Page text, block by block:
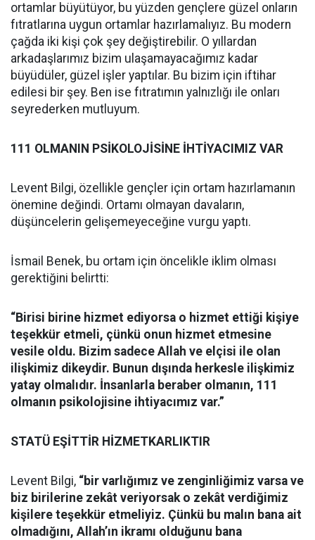
ortamlar büyütüyor, bu yüzden gençlere güzel onların
fıtratlarına uygun ortamlar hazırlamalıyız. Bu modern
çağda iki kişi çok şey değiştirebilir. O yıllardan
arkadaşlarımız bizim ulaşamayacağımız kadar
büyüdüler, güzel işler yaptılar. Bu bizim için iftihar
edilesi bir şey. Ben ise fıtratımın yalnızlığı ile onları
seyrederken mutluyum.
111 OLMANIN PSİKOLOJİSİNE İHTİYACIMIZ VAR
Levent Bilgi, özellikle gençler için ortam hazırlamanın
önemine değindi. Ortamı olmayan davaların,
düşüncelerin gelişemeyeceğine vurgu yaptı.
İsmail Benek, bu ortam için öncelikle iklim olması
gerektiğini belirtti:
“Birisi birine hizmet ediyorsa o hizmet ettiği kişiye
teşekkür etmeli, çünkü onun hizmet etmesine
vesile oldu. Bizim sadece Allah ve elçisi ile olan
ilişkimiz dikeydir. Bunun dışında herkesle ilişkimiz
yatay olmalıdır. İnsanlarla beraber olmanın, 111
olmanın psikolojisine ihtiyacımız var.”
STATÜ EŞİTTİR HİZMETKARLIKTIR
Levent Bilgi, “bir varlığımız ve zenginliğimiz varsa ve
biz birilerine zekât veriyorsak o zekât verdiğimiz
kişilere teşekkür etmeliyiz. Çünkü bu malın bana ait
olmadığını, Allah’ın ikramı olduğunu bana